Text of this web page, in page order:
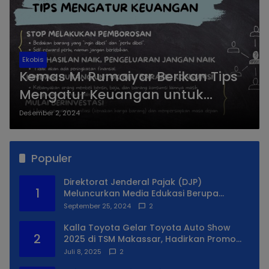
Ekobis
Kemas M. Rumaiyar Berikan Tips
Mengatur Keuangan untuk
Meningkatkan Kesejahteraan ke
Peserta Rombongan Media
Desember 2, 2024
Populer
1
Direktorat Jenderal Pajak (DJP)
Meluncurkan Media Edukasi Berupa
Simulator Coretax
September 25, 2024 2
2
Kalla Toyota Gelar Toyota Auto Show
2025 di TSM Makassar, Hadirkan Promo
Spesial
Juli 8, 2025 2